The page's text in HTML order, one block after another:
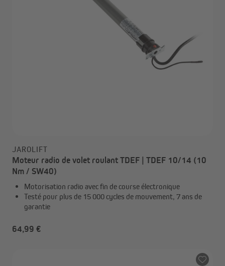
JAROLIFT
Moteur radio de volet roulant TDEF | TDEF 10/14 (10
Nm / SW40)
Motorisation radio avec fin de course électronique
Testé pour plus de 15 000 cycles de mouvement, 7 ans de
garantie
64,99 €